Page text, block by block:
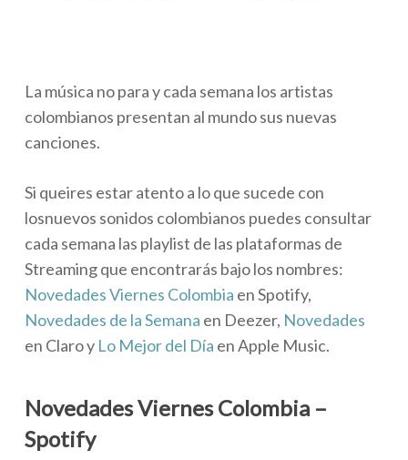
La música no para y cada semana los artistas
colombianos presentan al mundo sus nuevas
canciones.
Si queires estar atento a lo que sucede con
losnuevos sonidos colombianos puedes consultar
cada semana las playlist de las plataformas de
Streaming que encontrarás bajo los nombres:
Novedades Viernes Colombia en Spotify,
Novedades de la Semana en Deezer, Novedades
en Claro y Lo Mejor del Día en Apple Music.
Novedades Viernes Colombia –
Spotify